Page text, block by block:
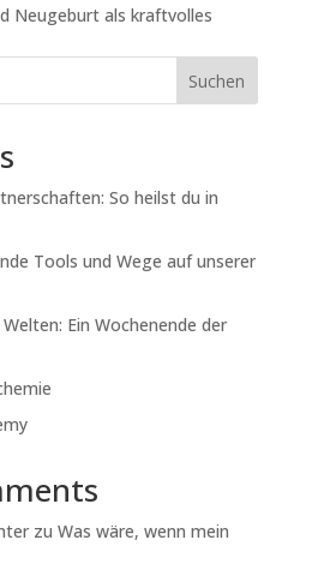
Neugeburt als kraftvolles
Suchen
So heilst du in
Tools und Wege auf unserer
Ein Wochenende der
zu Was wäre, wenn mein